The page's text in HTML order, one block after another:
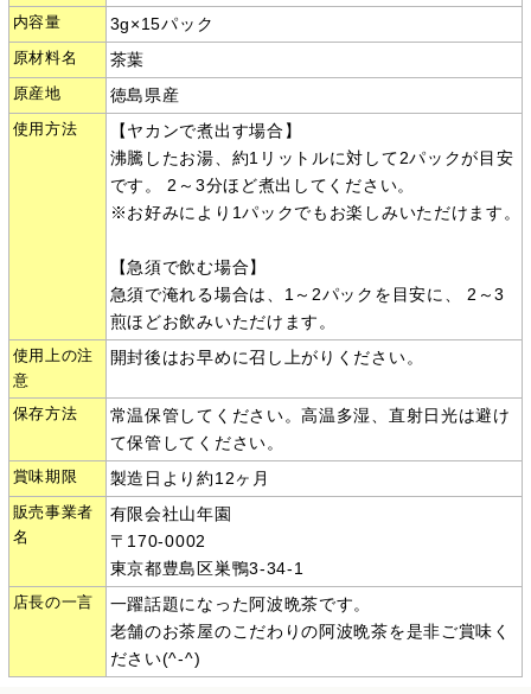
内容量 3g×15パック
原材料名 茶葉
原産地 徳島県産
使用方法
【ヤカンで煮出す場合】
沸騰したお湯、約1リットルに対して2パックが目安
です。 2～3分ほど煮出してください。
※お好みにより1パックでもお楽しみいただけます。
【急須で飲む場合】
急須で淹れる場合は、1～2パックを目安に、 2～3
煎ほどお飲みいただけます。
使用上の注
意
開封後はお早めに召し上がりください。
保存方法
常温保管してください。高温多湿、直射日光は避け
て保管してください。
賞味期限 製造日より約12ヶ月
販売事業者
名
有限会社山年園
〒170-0002
東京都豊島区巣鴨3-34-1
店長の一言
一躍話題になった阿波晩茶です。
老舗のお茶屋のこだわりの阿波晩茶を是非ご賞味く
ださい(^-^)